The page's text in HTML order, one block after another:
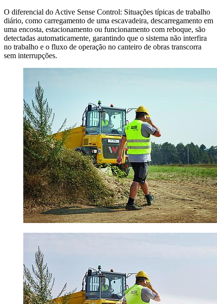
O diferencial do Active Sense Control: Situações típicas de trabalho
diário, como carregamento de uma escavadeira, descarregamento em
uma encosta, estacionamento ou funcionamento com reboque, são
detectadas automaticamente, garantindo que o sistema não interfira
no trabalho e o fluxo de operação no canteiro de obras transcorra
sem interrupções.